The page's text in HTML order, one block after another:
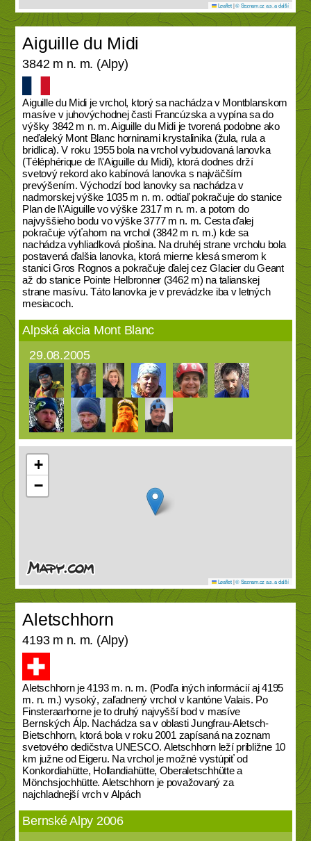
Leaflet|© Seznam.cz a.s. a další
Aiguille du Midi
3842 m n. m. (Alpy)
Aiguille du Midi je vrchol, ktorý sa nachádza v Montblanskom
masíve v juhovýchodnej časti Francúzska a vypína sa do
výšky 3842 m n. m. Aiguille du Midi je tvorená podobne ako
neďaleký Mont Blanc horninami krystalinika (žula, rula a
bridlica). V roku 1955 bola na vrchol vybudovaná lanovka
(Téléphérique de l\'Aiguille du Midi), ktorá dodnes drží
svetový rekord ako kabínová lanovka s najväčším
prevýšením. Východzí bod lanovky sa nachádza v
nadmorskej výške 1035 m n. m. odtiaľ pokračuje do stanice
Plan de l\'Aiguille vo výške 2317 m n. m. a potom do
najvyššieho bodu vo výške 3777 m n. m. Cesta ďalej
pokračuje výťahom na vrchol (3842 m n. m.) kde sa
nachádza vyhliadková plošina. Na druhéj strane vrcholu bola
postavená ďalšia lanovka, ktorá mierne klesá smerom k
stanici Gros Rognos a pokračuje ďalej cez Glacier du Geant
až do stanice Pointe Helbronner (3462 m) na talianskej
strane masívu. Táto lanovka je v prevádzke iba v letných
mesiacoch.
Alpská akcia Mont Blanc
29.08.2005
+
−
Leaflet|© Seznam.cz a.s. a další
Aletschhorn
4193 m n. m. (Alpy)
Aletschhorn je 4193 m. n. m. (Podľa iných informácií aj 4195
m. n. m.) vysoký, zaľadnený vrchol v kantóne Valais. Po
Finsteraarhorne je to druhý najvyšší bod v masíve
Bernských Álp. Nachádza sa v oblasti Jungfrau-Aletsch-
Bietschhorn, ktorá bola v roku 2001 zapísaná na zoznam
svetového dedičstva UNESCO. Aletschhorn leží približne 10
km južne od Eigeru. Na vrchol je možné vystúpiť od
Konkordiahütte, Hollandiahütte, Oberaletschhütte a
Mönchsjochhütte. Aletschhorn je považovaný za
najchladnejší vrch v Alpách
Bernské Alpy 2006